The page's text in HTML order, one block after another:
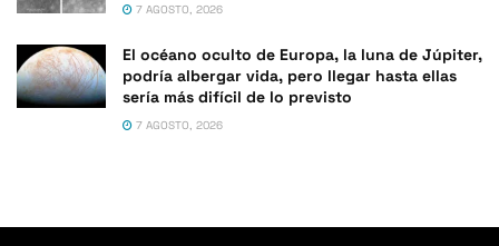
7 AGOSTO, 2026
El océano oculto de Europa, la luna de Júpiter,
podría albergar vida, pero llegar hasta ellas
sería más difícil de lo previsto
7 AGOSTO, 2026